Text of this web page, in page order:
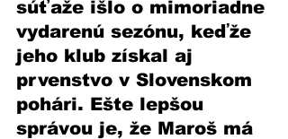
súťaže išlo o mimoriadne
vydarenú sezónu, keďže
jeho klub získal aj
prvenstvo v Slovenskom
pohári. Ešte lepšou
správou je, že Maroš má